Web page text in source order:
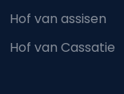
Hof van assisen
Hof van Cassatie